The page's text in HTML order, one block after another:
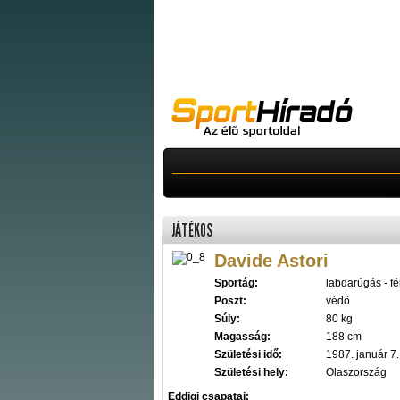
JÁTÉKOS
Davide Astori
Sportág:
labdarúgás -
Poszt:
védő
Súly:
80 kg
Magasság:
188 cm
Születési idő:
1987. január 7.
Születési hely:
Olaszország
Eddigi csapatai: